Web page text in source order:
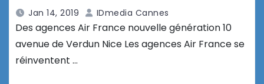
Jan 14, 2019 IDmedia Cannes
Des agences Air France nouvelle génération 10
avenue de Verdun Nice Les agences Air France se
réinventent …